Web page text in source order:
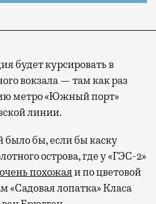
будет курсировать в
вокзала — там как раз
метро «Южный порт»
линии.
бы, если бы каску
острова, где у «ГЭС-2»
очень похожаяи по цветовой
«Садовая лопатка» Класа